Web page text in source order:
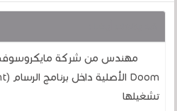
مهندس من شركة
تشغيلها